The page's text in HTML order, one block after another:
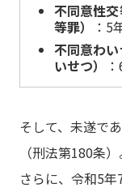
不同意性
等罪）
：5
不同意わ
いせつ）
そして、未遂で
（刑法第180条）
さらに、令和5